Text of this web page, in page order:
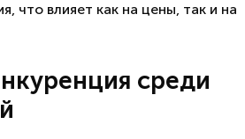
что влияет как на цены, так и на
среди